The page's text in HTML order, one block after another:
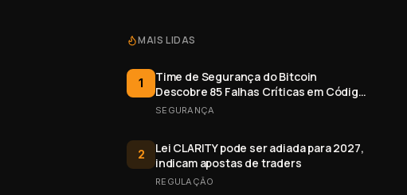
MAIS LIDAS
1
Time de Segurança do Bitcoin
Descobre 85 Falhas Críticas em Código
Aberto
SEGURANÇA
2
Lei CLARITY pode ser adiada para 2027,
indicam apostas de traders
REGULAÇÃO